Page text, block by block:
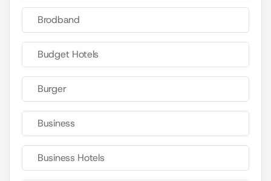
Brodband
Budget Hotels
Burger
Business
Business Hotels